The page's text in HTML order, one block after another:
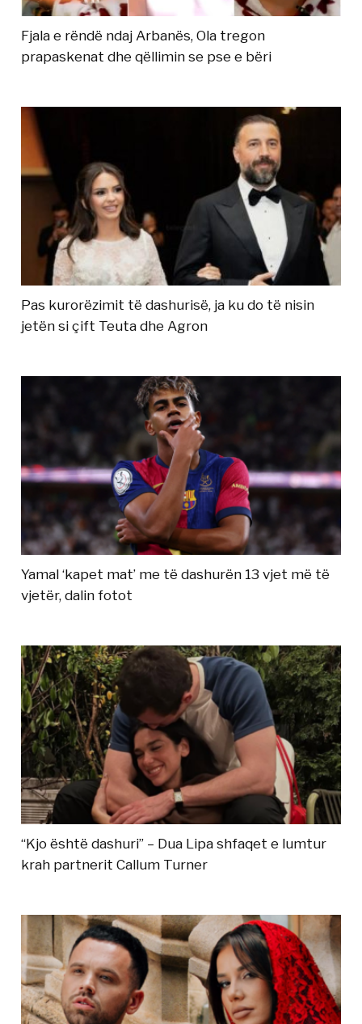
Fjala e rëndë ndaj Arbanës, Ola tregon
prapaskenat dhe qëllimin se pse e bëri
Pas kurorëzimit të dashurisë, ja ku do të nisin
jetën si çift Teuta dhe Agron
Yamal ‘kapet mat’ me të dashurën 13 vjet më të
vjetër, dalin fotot
“Kjo është dashuri” – Dua Lipa shfaqet e lumtur
krah partnerit Callum Turner